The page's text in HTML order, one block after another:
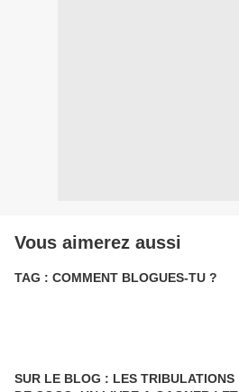
Vous aimerez aussi
TAG : COMMENT BLOGUES-TU ?
SUR LE BLOG : LES TRIBULATIONS